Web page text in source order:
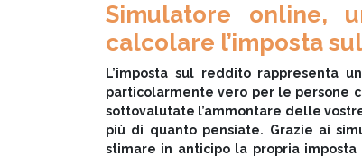
Simulatore online,
calcolare l’imposta
L’imposta sul reddito rappresenta
particolarmente vero per le persone
sottovalutate l’ammontare delle
più di quanto pensiate. Grazie ai
stimare in anticipo la propria